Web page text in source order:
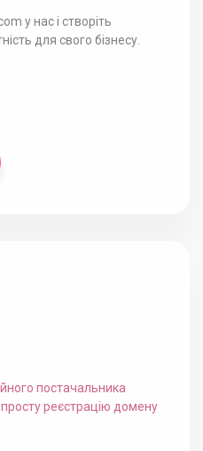
у нас і створіть
для свого бізнесу.
постачальника
реєстрацію домену